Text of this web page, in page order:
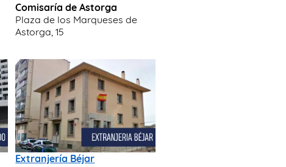
Comisaría de Astorga
Plaza de los Marqueses de
Astorga, 15
Extranjería Béjar